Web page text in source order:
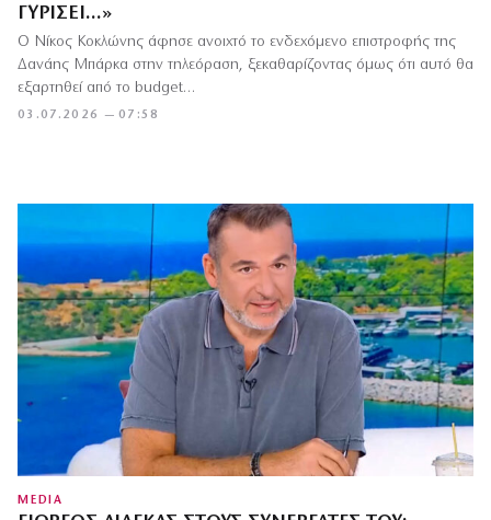
ΓΥΡΊΣΕΙ…»
03.07.2026 — 07:58
Ο Νίκος Κοκλώνης άφησε ανοιχτό το ενδεχόμενο επιστροφής της
Δανάης Μπάρκα στην τηλεόραση, ξεκαθαρίζοντας όμως ότι αυτό θα
εξαρτηθεί από το budget…
MEDIA